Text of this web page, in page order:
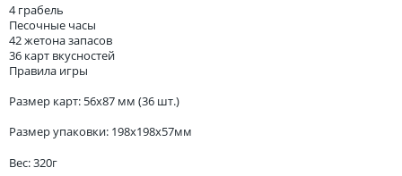
4 грабель
Песочные часы
42 жетона запасов
36 карт вкусностей
Правила игры
Размер карт: 56x87 мм (36 шт.)
Размер упаковки: 198x198x57мм
Вес: 320г